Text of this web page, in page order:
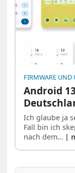
FIRMWARE UND
Android
Ich glaube ja
Fall bin ich
nach dem… |